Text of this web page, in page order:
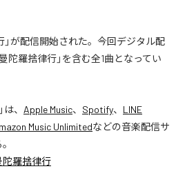
」が配信開始された。今回デジタル配
陀羅捨律行」を含む全1曲となってい
」は、 Apple Music、 Spotify、 LINE
Music Unlimitedなどの音楽配信サ
陀羅捨律行